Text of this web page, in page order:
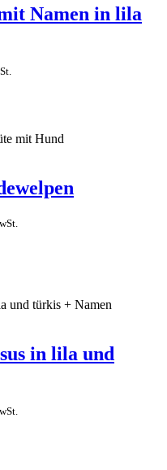
Namen in lila
in lila und